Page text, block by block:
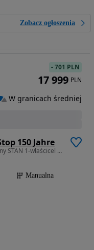
Zobacz ogłoszenia
150 Jahre
1364 cm3 • 120 KM • 1.4T 120KM Perfekcyjny STAN 1-właścicel Serwis ASO do KOŃCA mod.2012
Manualna
-701 PLN
17 999 PLN
W granicach średniej